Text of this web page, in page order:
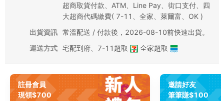
超商取貨付款、ATM、Line Pay、街口支付、四
大超商代碼繳費( 7-11、全家、萊爾富、OK )
出貨資訊 常溫配送 / 付款後，2026-08-10前快速出貨。
運送方式 宅配到府 7-11超取 全家超取
註冊會員
現領$700
邀請好友
筆筆賺$100